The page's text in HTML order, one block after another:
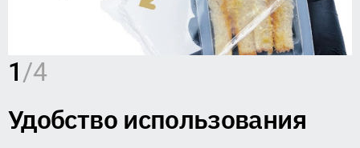
1/4
Удобство использования
2/4
Различные начинки
3/4
Сроки годности
4/4
Количество начинки